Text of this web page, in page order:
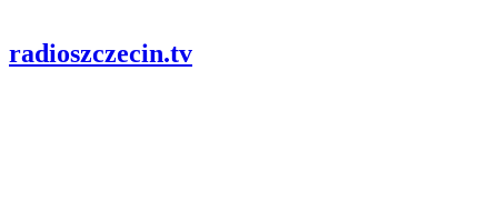
radioszczecin.tv